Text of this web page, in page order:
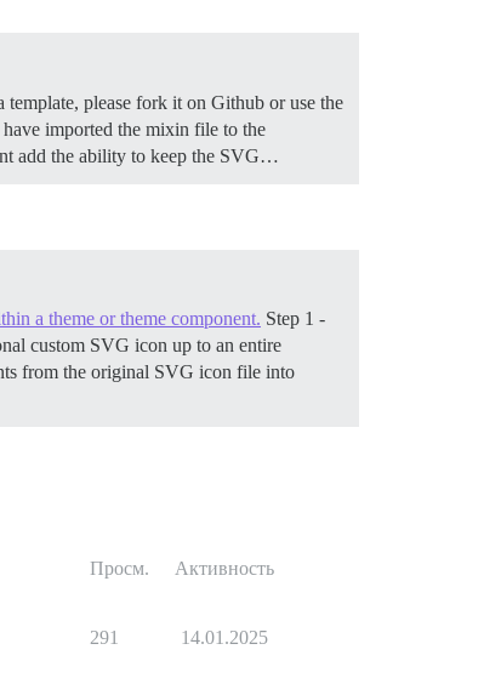
please fork it on Github or use the
imported the mixin file to the
add the ability to keep the SVG…
a theme or theme component. Step 1 -
custom SVG icon up to an entire
from the original SVG icon file into
Просм. Активность
291 14.01.2025